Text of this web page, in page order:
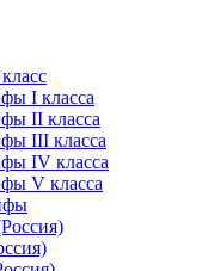
I класса
II класса
III класса
IV класса
V класса